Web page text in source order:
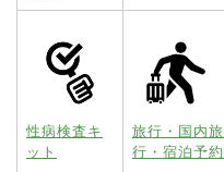
性病検査キ
ット
旅行・国内旅
行・宿泊予約